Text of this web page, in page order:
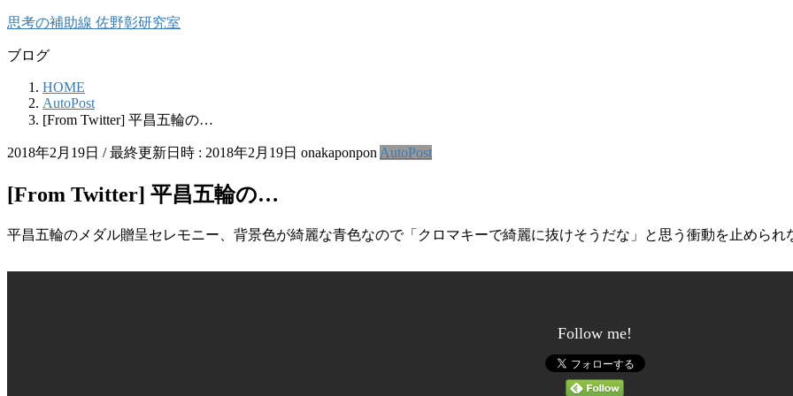
コ
テ
キ
プ
ナ
ゲ
に
動
思考の補助線 佐野彰研究室
ブログ
HOME
AutoPost
[From Twitter] 平昌五輪の…
2018年2月19日 / 最終更新日時 : 2018年2月19日 onakaponpon AutoPost
[From Twitter] 平昌五輪の…
平昌五輪のメダル贈呈セレモニー、背景色が綺麗な青色なので「クロマキーで綺麗に抜けそうだな」と思う衝動を止められ
Follow me!